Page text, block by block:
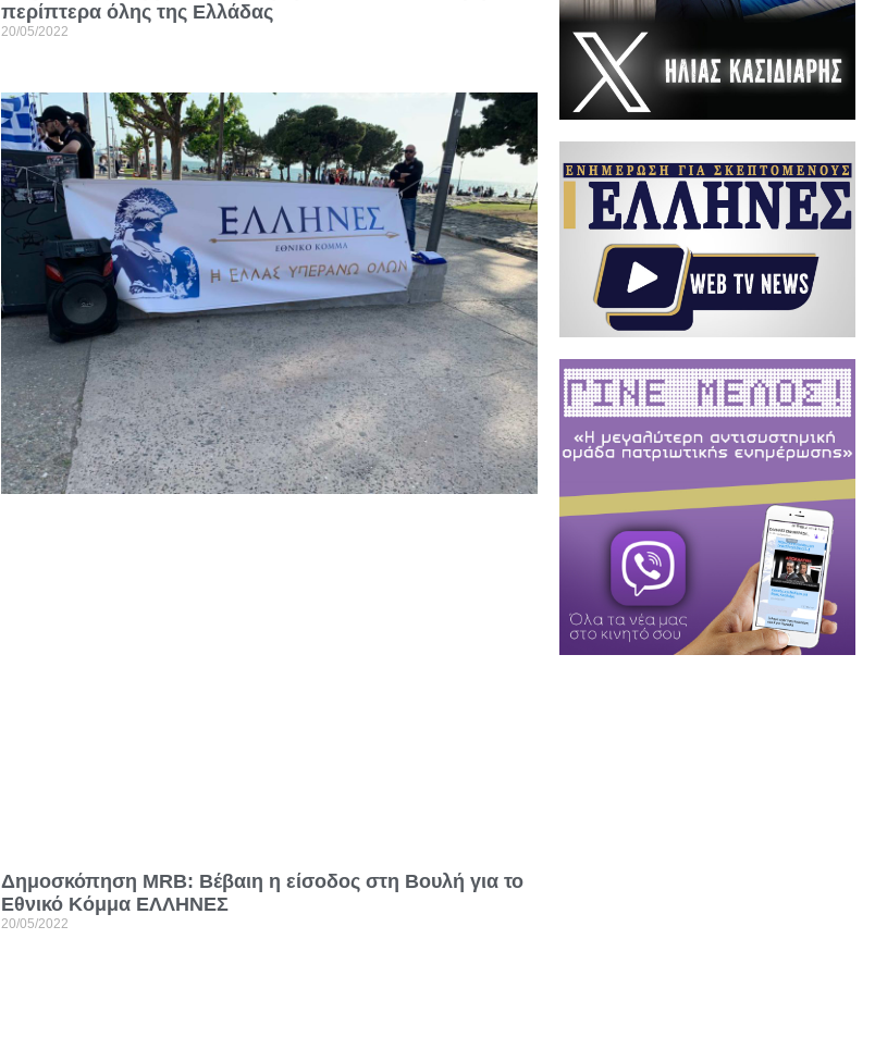
περίπτερα όλης της Ελλάδας
20/05/2022
Δημοσκόπηση MRB: Βέβαιη η είσοδος στη Βουλή για το
Εθνικό Κόμμα ΕΛΛΗΝΕΣ
20/05/2022